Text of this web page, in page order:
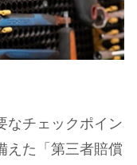
なチェックポイン
えた「第三者賠償